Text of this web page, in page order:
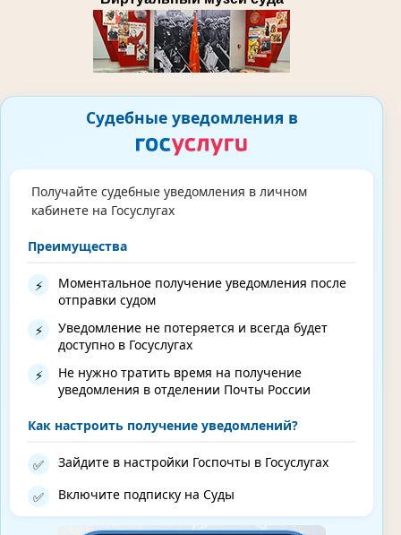
Судебные уведомления в
Получайте судебные уведомления в личном
кабинете на Госуслугах
Преимущества
⚡
Моментальное получение уведомления после
отправки судом
⚡
Уведомление не потеряется и всегда будет
доступно в Госуслугах
⚡
Не нужно тратить время на получение
уведомления в отделении Почты России
Как настроить получение уведомлений?
✅ Зайдите в настройки Госпочты в Госуслугах
✅ Включите подписку на Суды